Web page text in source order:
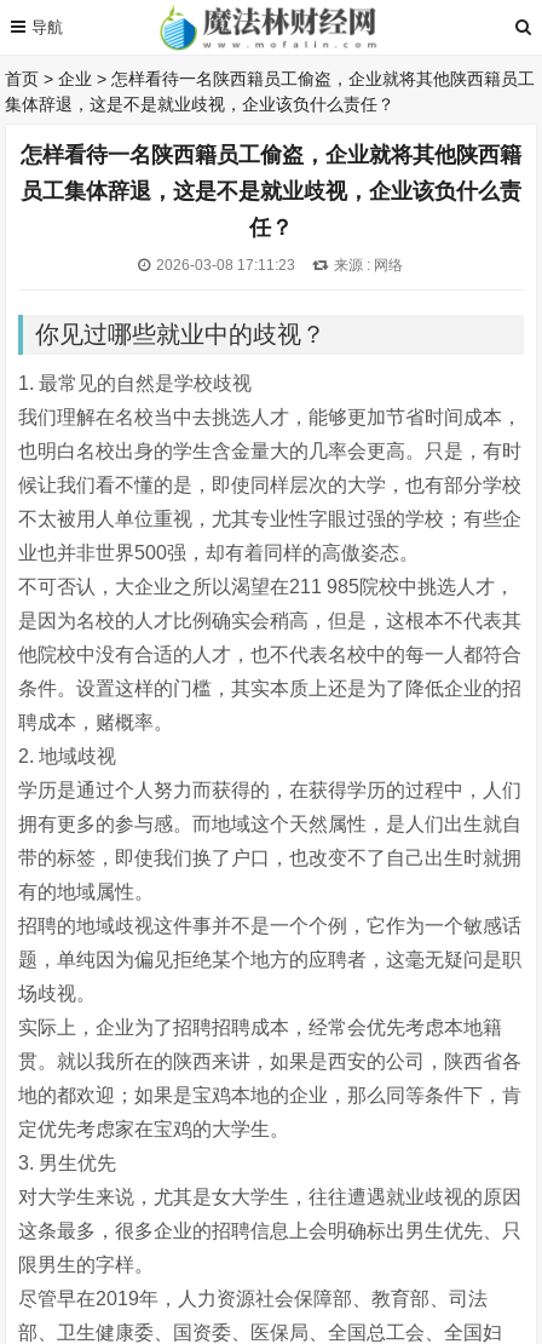
首页 >企业 >怎样看待一名陕西籍员工偷盗，企业就将其他陕西籍员工
集体辞退，这是不是就业歧视，企业该负什么责任？
怎样看待一名陕西籍员工偷盗，企业就将其他陕西籍
员工集体辞退，这是不是就业歧视，企业该负什么责
任？
2026-03-08 17:11:23 来源 : 网络
你见过哪些就业中的歧视？
1. 最常见的自然是学校歧视
我们理解在名校当中去挑选人才，能够更加节省时间成本，
也明白名校出身的学生含金量大的几率会更高。只是，有时
候让我们看不懂的是，即使同样层次的大学，也有部分学校
不太被用人单位重视，尤其专业性字眼过强的学校；有些企
业也并非世界500强，却有着同样的高傲姿态。
不可否认，大企业之所以渴望在211 985院校中挑选人才，
是因为名校的人才比例确实会稍高，但是，这根本不代表其
他院校中没有合适的人才，也不代表名校中的每一人都符合
条件。设置这样的门槛，其实本质上还是为了降低企业的招
聘成本，赌概率。
2. 地域歧视
学历是通过个人努力而获得的，在获得学历的过程中，人们
拥有更多的参与感。而地域这个天然属性，是人们出生就自
带的标签，即使我们换了户口，也改变不了自己出生时就拥
有的地域属性。
招聘的地域歧视这件事并不是一个个例，它作为一个敏感话
题，单纯因为偏见拒绝某个地方的应聘者，这毫无疑问是职
场歧视。
实际上，企业为了招聘招聘成本，经常会优先考虑本地籍
贯。就以我所在的陕西来讲，如果是西安的公司，陕西省各
地的都欢迎；如果是宝鸡本地的企业，那么同等条件下，肯
定优先考虑家在宝鸡的大学生。
3. 男生优先
对大学生来说，尤其是女大学生，往往遭遇就业歧视的原因
这条最多，很多企业的招聘信息上会明确标出男生优先、只
限男生的字样。
尽管早在2019年，人力资源社会保障部、教育部、司法
部、卫生健康委、国资委、医保局、全国总工会、全国妇